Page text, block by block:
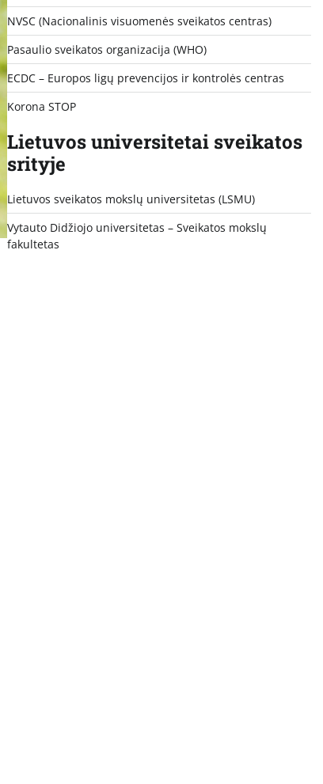
NVSC (Nacionalinis visuomenės sveikatos centras)
Pasaulio sveikatos organizacija (WHO)
ECDC – Europos ligų prevencijos ir kontrolės centras
Korona STOP
Lietuvos universitetai sveikatos
srityje
Lietuvos sveikatos mokslų universitetas (LSMU)
Vytauto Didžiojo universitetas – Sveikatos mokslų
fakultetas